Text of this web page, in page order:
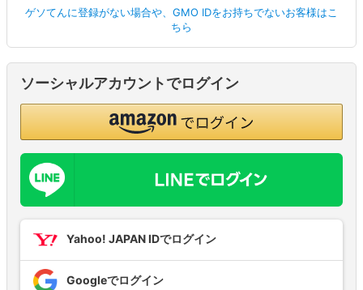
ゲソてんに登録がない場合や、GMO IDをお持ちでないお客様はこ
ちら
ソーシャルアカウントでログイン
Yahoo! JAPAN IDでログイン
Googleでログイン